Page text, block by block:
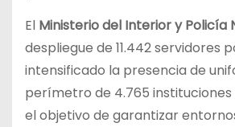
El Ministerio del Interior y Policía
despliegue de 11.442 servidores
intensificado la presencia de
perímetro de 4.765 instituciones
el objetivo de garantizar